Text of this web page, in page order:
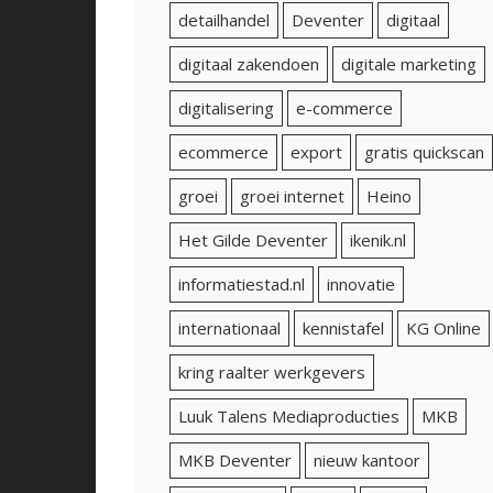
detailhandel Deventer
digitaal
digitaal zakendoen
digitale marketing
digitalisering
e-commerce
ecommerce
export
gratis quickscan
groei
groei internet
Heino
Het Gilde Deventer
ikenik.nl
informatiestad.nl
innovatie
internationaal
kennistafel
KG Online
kring raalter werkgevers
Luuk Talens Mediaproducties
MKB
MKB Deventer
nieuw kantoor